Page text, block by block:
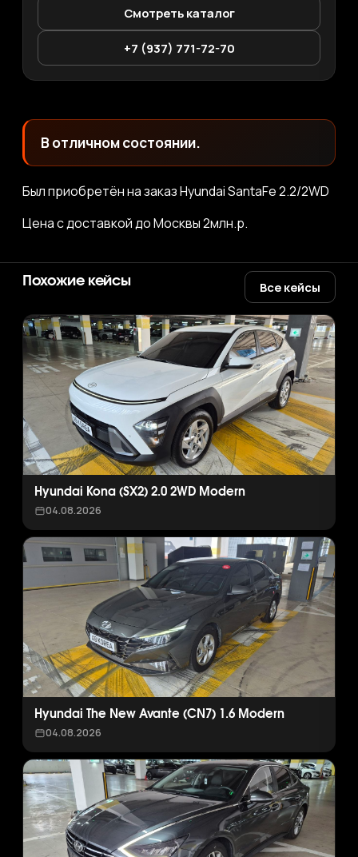
Смотреть каталог
+7 (937) 771-72-70
В отличном состоянии.
Был приобретён на заказ Hyundai SantaFe 2.2/2WD
Цена с доставкой до Москвы 2млн.р.
Похожие кейсы Все кейсы
Hyundai Kona (SX2) 2.0 2WD Modern
04.08.2026
Hyundai The New Avante (CN7) 1.6 Modern
04.08.2026